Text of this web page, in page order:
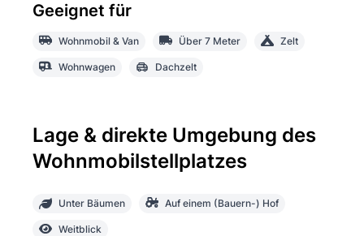
Geeignet für
Wohnmobil & Van Über 7 Meter Zelt
Wohnwagen Dachzelt
Lage & direkte Umgebung des
Wohnmobilstellplatzes
Unter Bäumen Auf einem (Bauern-) Hof
Weitblick